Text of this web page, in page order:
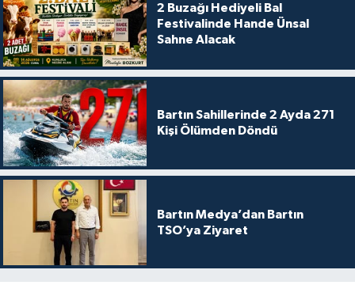
2 Buzağı Hediyeli Bal
Festivalinde Hande Ünsal
Sahne Alacak
Bartın Sahillerinde 2 Ayda 271
Kişi Ölümden Döndü
Bartın Medya’dan Bartın
TSO’ya Ziyaret